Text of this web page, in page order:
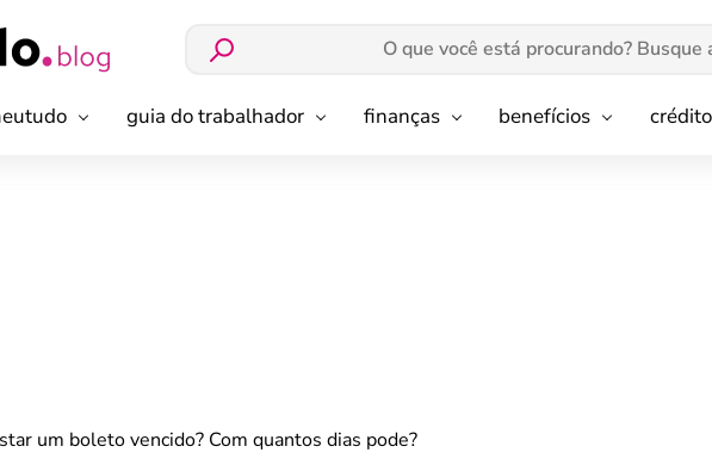
guia do trabalhador finanças benefícios
um boleto vencido? Com quantos dias pode?